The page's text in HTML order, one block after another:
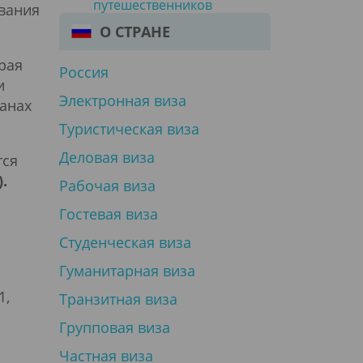
путешественников
О СТРАНЕ
Россия
Электронная виза
Туристическая виза
Деловая виза
Рабочая виза
Гостевая виза
Студенческая виза
Гуманитарная виза
Транзитная виза
Групповая виза
Частная виза